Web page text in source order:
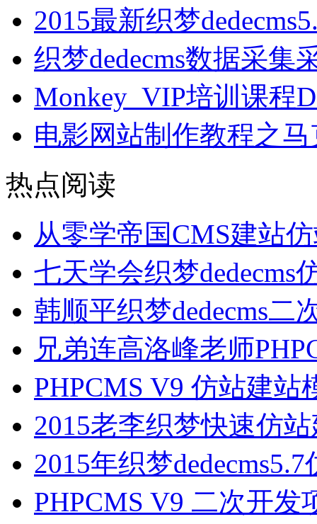
2015最新织梦
织梦dedecms数据采集
Monkey_VIP培训课程
电影网站制作教程之
热点阅读
从零学帝国CMS建站
七天学会织梦dedecms
韩顺平织梦dedecms二
兄弟连高洛峰老师
PHPCMS V9 仿站建
2015老李织梦快速仿
2015年织梦
PHPCMS V9 二次开